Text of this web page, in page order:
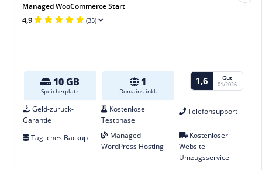
Managed WooCommerce Start
4,9 (35)
10 GB
Speicherplatz
1
Domains inkl.
1,6 Gut
01/2026
Geld-zurück-
Garantie
Kostenlose
Testphase
Telefonsupport
Tägliches Backup
Managed
WordPress Hosting
Kostenloser
Website-
Umzugsservice